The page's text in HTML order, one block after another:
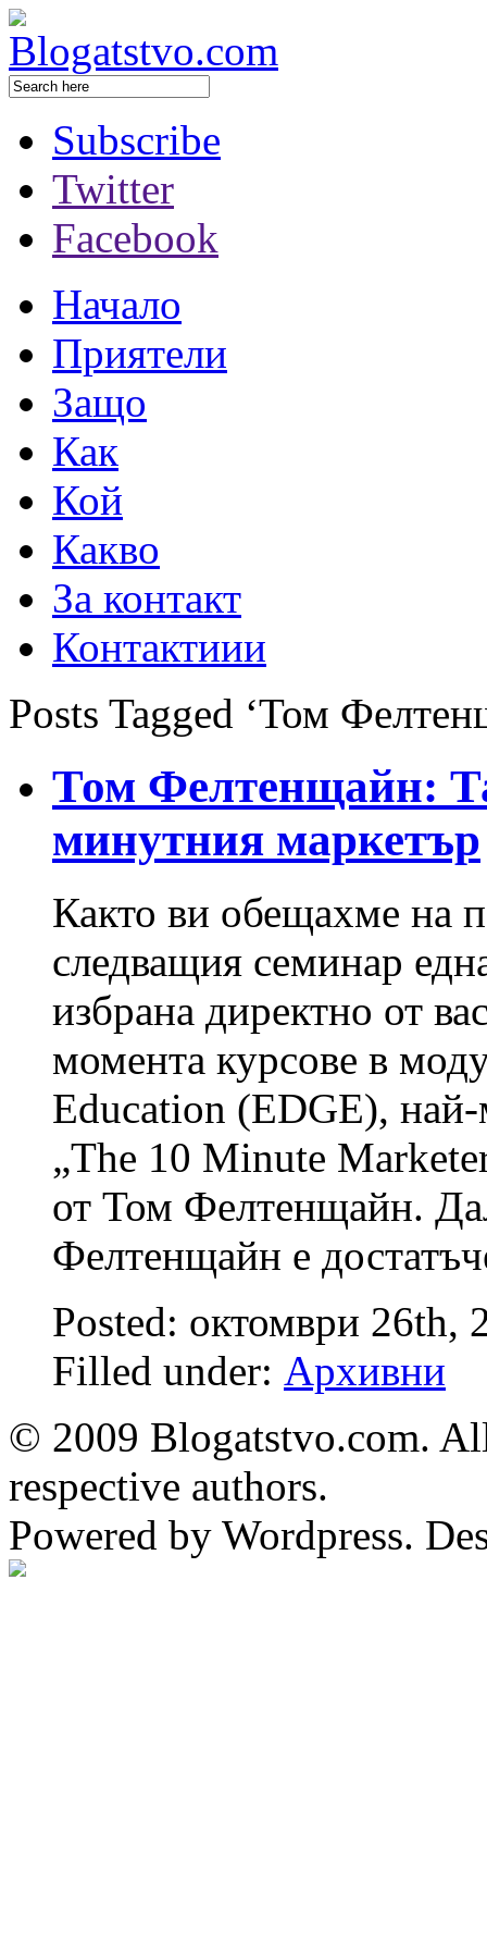
Subscribe
Twitter
Facebook
Начало
Приятели
Защо
Как
Кой
Какво
За контакт
Контактиии
Posts Tagged ‘Том
Том Фелтенщайн:
минутния маркетър
Както ви обещахме на
следващия семинар
избрана директно от
момента курсове в
Education (EDGE), най-
„The 10 Minute
от Том Фелтенщайн.
Фелтенщайн е
Posted: октомври 26th,
Filled under: Архивни
© 2009 Blogatstvo.com.
respective authors.
Powered by Wordpress.